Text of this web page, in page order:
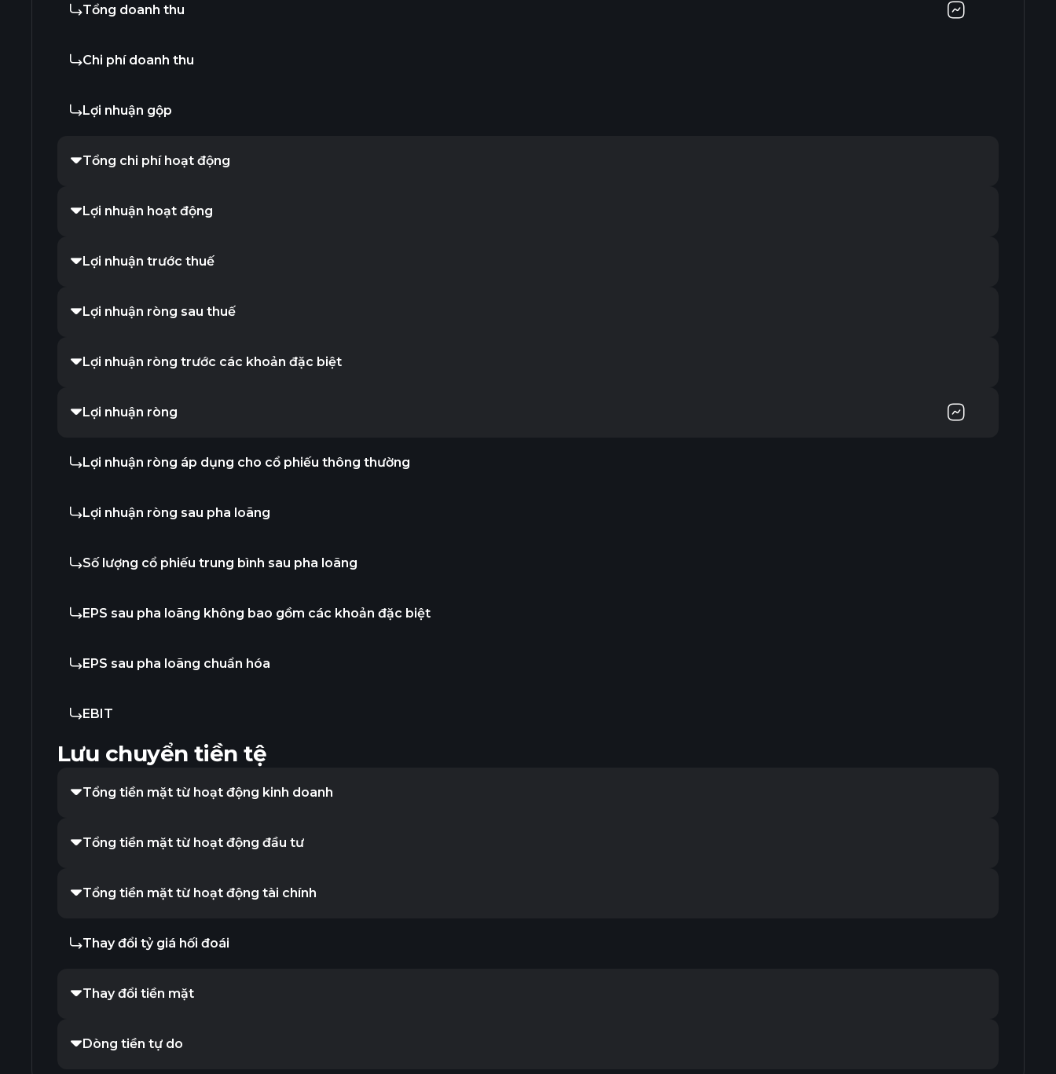
Tổng doanh thu
Chi phí doanh thu
Lợi nhuận gộp
Tổng chi phí hoạt động
Lợi nhuận hoạt động
Lợi nhuận trước thuế
Lợi nhuận ròng sau thuế
Lợi nhuận ròng trước các khoản đặc biệt
Lợi nhuận ròng
Lợi nhuận ròng áp dụng cho cổ phiếu thông thường
Lợi nhuận ròng sau pha loãng
Số lượng cổ phiếu trung bình sau pha loãng
EPS sau pha loãng không bao gồm các khoản đặc biệt
EPS sau pha loãng chuẩn hóa
EBIT
Lưu chuyển tiền tệ
Tổng tiền mặt từ hoạt động kinh doanh
Tổng tiền mặt từ hoạt động đầu tư
Tổng tiền mặt từ hoạt động tài chính
Thay đổi tỷ giá hối đoái
Thay đổi tiền mặt
Dòng tiền tự do